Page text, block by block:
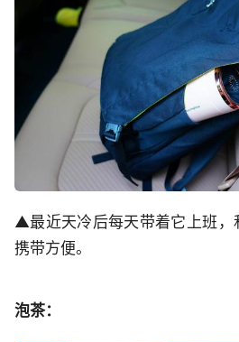
▲最近天冷后每天带着它上班，
携带方便。
泡茶：